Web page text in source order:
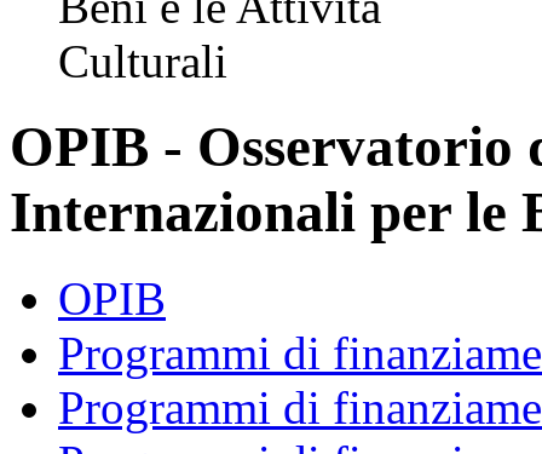
OPIB - Osservatorio
Internazionali per le
OPIB
Programmi di
Programmi di